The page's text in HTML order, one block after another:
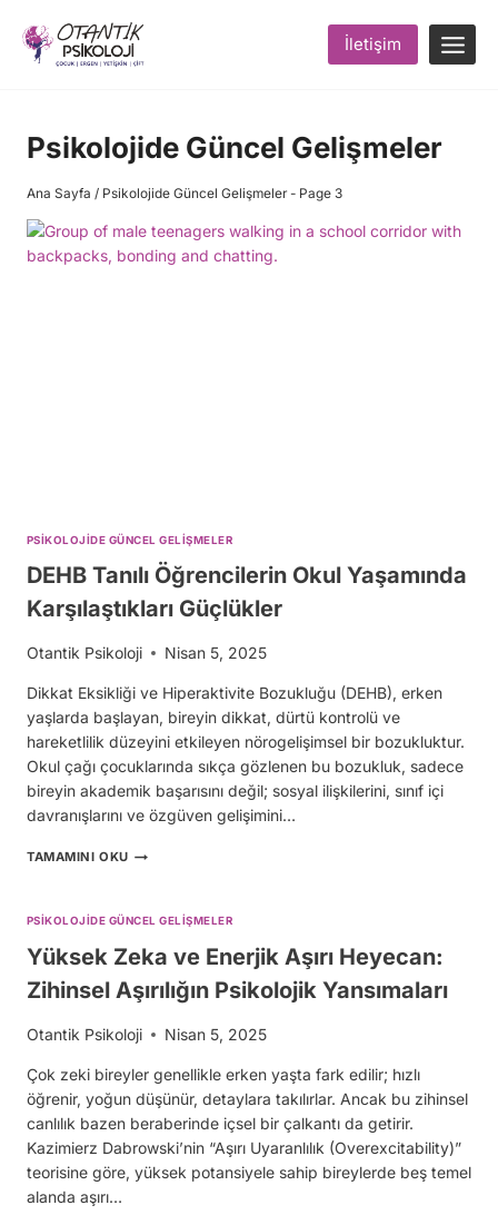
content
İletişim
Psikolojide Güncel Gelişmeler
Ana Sayfa / Psikolojide Güncel Gelişmeler- Page 3
PSIKOLOJIDE GÜNCEL GELIŞMELER
DEHB Tanılı Öğrencilerin Okul Yaşamında
Karşılaştıkları Güçlükler
Otantik Psikoloji Nisan 5, 2025
Dikkat Eksikliği ve Hiperaktivite Bozukluğu (DEHB), erken
yaşlarda başlayan, bireyin dikkat, dürtü kontrolü ve
hareketlilik düzeyini etkileyen nörogelişimsel bir bozukluktur.
Okul çağı çocuklarında sıkça gözlenen bu bozukluk, sadece
bireyin akademik başarısını değil; sosyal ilişkilerini, sınıf içi
davranışlarını ve özgüven gelişimini…
TAMAMINI OKU DEHB
YAŞAMINDA
KARŞILAŞTIKLARI
GÜÇLÜKLER
PSIKOLOJIDE GÜNCEL GELIŞMELER
Yüksek Zeka ve Enerjik Aşırı Heyecan:
Zihinsel Aşırılığın Psikolojik Yansımaları
Otantik Psikoloji Nisan 5, 2025
Çok zeki bireyler genellikle erken yaşta fark edilir; hızlı
öğrenir, yoğun düşünür, detaylara takılırlar. Ancak bu zihinsel
canlılık bazen beraberinde içsel bir çalkantı da getirir.
Kazimierz Dabrowski’nin “Aşırı Uyaranlılık (Overexcitability)”
teorisine göre, yüksek potansiyele sahip bireylerde beş temel
alanda aşırı…